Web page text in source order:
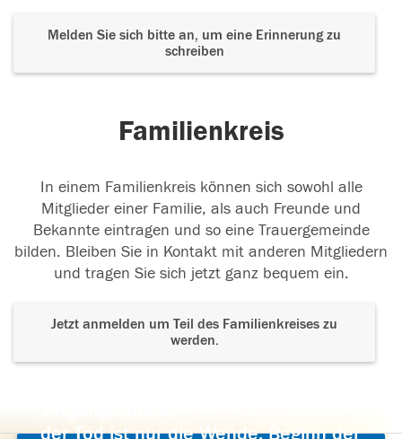
Melden Sie sich bitte an, um eine Erinnerung zu
schreiben
Familienkreis
In einem Familienkreis können sich sowohl alle
Mitglieder einer Familie, als auch Freunde und
Bekannte eintragen und so eine Trauergemeinde
bilden. Bleiben Sie in Kontakt mit anderen Mitgliedern
und tragen Sie sich jetzt ganz bequem ein.
Jetzt anmelden um Teil des Familienkreises zu
werden.
der Tod ist nur die Wende, Beginn der